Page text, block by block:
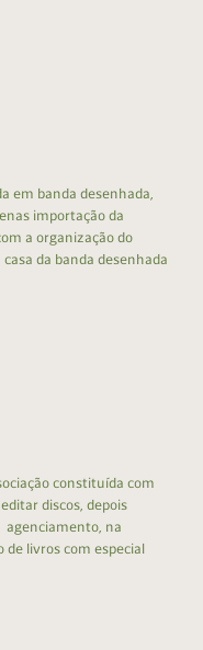
em banda desenhada,
importação da
a organização do
da banda desenhada
constituída com
discos, depois
agenciamento, na
de livros com especial